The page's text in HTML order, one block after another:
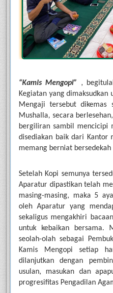
“Kamis Mengopi” ,
Kegiatan yang
Mengaji tersebut dikemas
Mushalla, secara
bergiliran sambil mencicipi
disediakan baik dari Kantor
memang berniat
Setelah Kopi semunya
Aparatur dipastikan telah
masing-masing, maka 5
oleh Aparatur yang
sekaligus mengakhiri
untuk kebaikan bersama.
seolah-olah sebagai
Kamis Mengopi setiap
dilanjutkan dengan
usulan, masukan dan
progresifitas Pengadilan